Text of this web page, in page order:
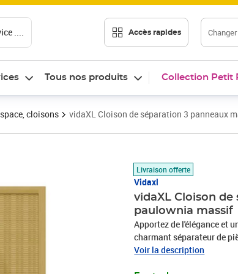
.... Accès rapides
Tous nos produits Collection Petit
cloisons vidaXL Cloison de séparation 3 panneaux
Livraison offerte
Vidaxl
vidaXL Cloison
paulownia massif
Apportez de l'élégance et
charmant séparateur de
fabriqué à partir de lattes
Voir la description
Prix 76,55€